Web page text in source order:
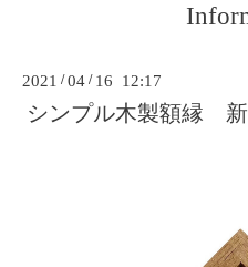
2021 /04 / 16 12:17
シンプル木製額縁